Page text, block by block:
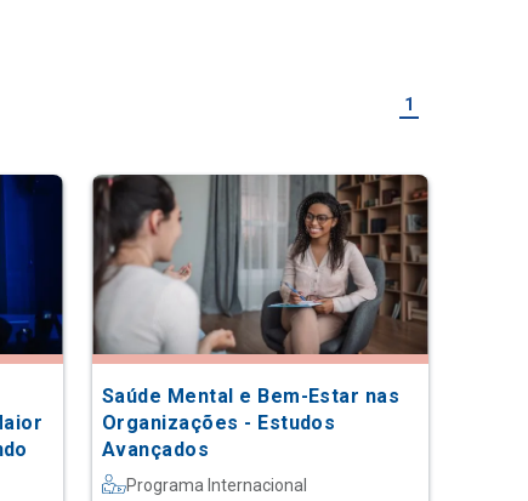
1
Saúde Mental e Bem-Estar nas
Organizações - Estudos
Avançados
Programa Internacional